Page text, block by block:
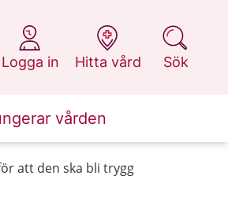
Logga in
på 1177.se
Hitta vård
på 1177.se
Sök
på 1177.se
vården
att den ska bli trygg